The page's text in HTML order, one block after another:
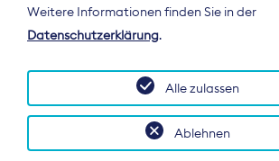
Zeitungsverleger (BDZV) vertritt als
Spitzenorganisation die Interessen der
Deutschland und auf EU-Ebene.
Weitere Informationen finden Sie in der
Datenschutzerklärung.
Ablehnen
Alle zulassen